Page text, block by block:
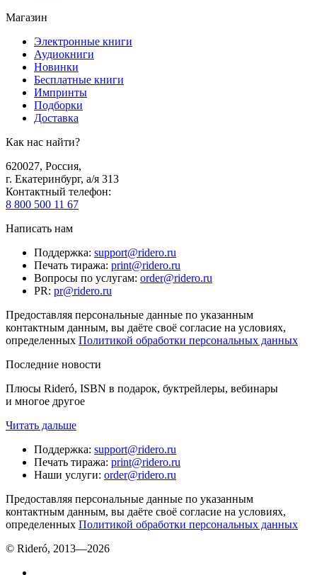
Магазин
Электронные книги
Аудиокниги
Новинки
Бесплатные книги
Импринты
Подборки
Доставка
Как нас найти?
620027, Россия,
г. Екатеринбург, а/я 313
Контактный телефон:
8 800 500 11 67
Написать нам
Поддержка: support@ridero.ru
Печать тиража: print@ridero.ru
Вопросы по услугам: order@ridero.ru
PR: pr@ridero.ru
Предоставляя персональные данные по указанным
контактным данным, вы даёте своё согласие на условиях,
определенных Политикой обработки персональных данных
Последние новости
Плюсы Rideró, ISBN в подарок, буктрейлеры, вебинары
и многое другое
Читать дальше
Поддержка: support@ridero.ru
Печать тиража: print@ridero.ru
Наши услуги: order@ridero.ru
Предоставляя персональные данные по указанным
контактным данным, вы даёте своё согласие на условиях,
определенных Политикой обработки персональных данных
© Rideró, 2013—2026